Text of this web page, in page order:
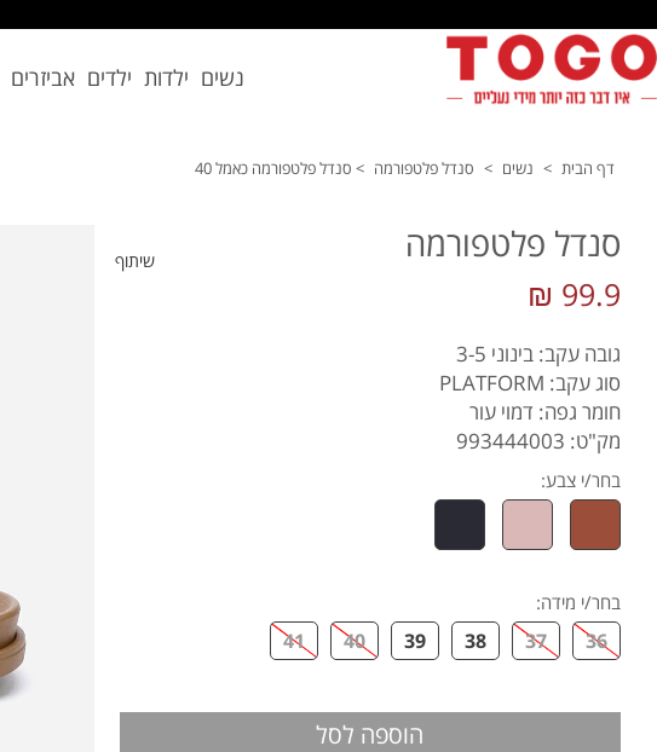
נשים ילדות ילדים אביזרים
דף הבית > נשים > סנדל פלטפורמה > סנדל פלטפורמה כאמל 40
שיתוף סנדל פלטפורמה
99.9 ₪
גובה עקב: בינוני 3-5
סוג עקב: PLATFORM
חומר גפה: דמוי עור
מק"ט: 993444003
בחר/י צבע:
בחר/י מידה:
36
37
38
39
40
41
הוספה לסל